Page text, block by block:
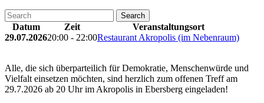
Search
Datum Zeit
Veranstaltungsort
29.07.202620:00 - 22:00Restaurant Akropolis (im Nebenraum)
Alle, die sich überparteilich für Demokratie, Menschenwürde und
Vielfalt einsetzen möchten, sind herzlich zum offenen Treff am
29.7.2026 ab 20 Uhr im Akropolis in Ebersberg eingeladen!